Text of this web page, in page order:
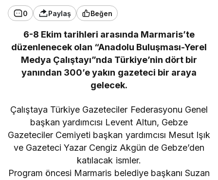
0 Paylaş Beğen
6-8 Ekim tarihleri arasında Marmaris’te
düzenlenecek olan “Anadolu Buluşması-Yerel
Medya Çalıştayı”nda Türkiye’nin dört bir
yanından 300’e yakın gazeteci bir araya
gelecek.
Çalıştaya Türkiye Gazeteciler Federasyonu Genel
başkan yardımcısı Levent Altun, Gebze
Gazeteciler Cemiyeti başkan yardımcısı Mesut Işık
ve Gazeteci Yazar Cengiz Akgün de Gebze’den
katılacak ismler.
Program öncesi Marmaris belediye başkanı Suzan